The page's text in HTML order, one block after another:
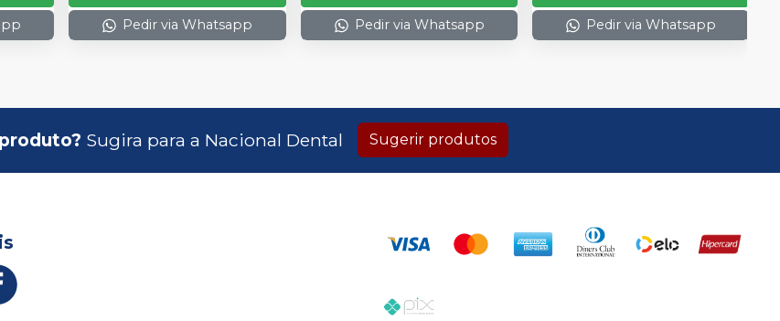
Pedir via Whatsapp Pedir via Whatsapp Pedir via Whatsapp
Sugira para a Nacional Dental Sugerir produtos